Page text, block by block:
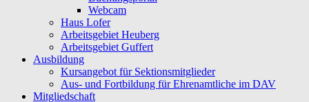
Webcam
Haus Lofer
Arbeitsgebiet Heuberg
Arbeitsgebiet Guffert
Ausbildung
Kursangebot für Sektionsmitglieder
Aus- und Fortbildung für Ehrenamtliche im DAV
Mitgliedschaft